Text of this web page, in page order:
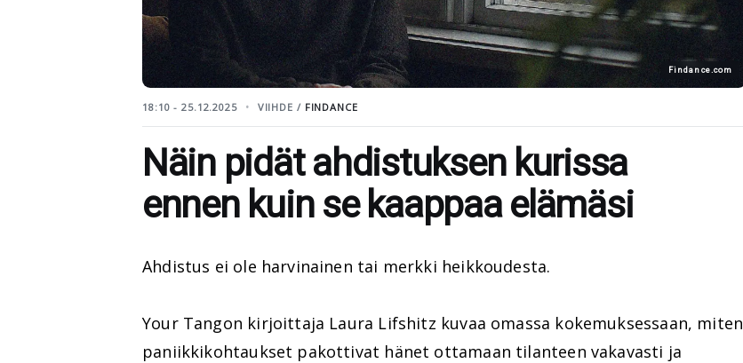
Findance.com
18:10 - 25.12.2025 VIIHDE / FINDANCE
Näin pidät ahdistuksen kurissa
ennen kuin se kaappaa elämäsi
Ahdistus ei ole harvinainen tai merkki heikkoudesta.
Your Tangon kirjoittaja Laura Lifshitz kuvaa omassa kokemuksessaan, miten
paniikkikohtaukset pakottivat hänet ottamaan tilanteen vakavasti ja